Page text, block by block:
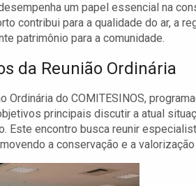
um papel essencial na
contribui para a qualidade do ar, a
patrimônio para a comunidade.
da Reunião Ordinária
Ordinária do COMITESINOS,
principais discutir a atual
Este encontro busca reunir
a conservação e a